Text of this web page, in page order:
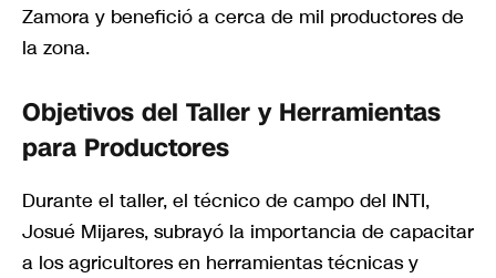
Zamora y benefició a cerca de mil productores de
la zona.
Objetivos del Taller y Herramientas
para Productores
Durante el taller, el técnico de campo del INTI,
Josué Mijares, subrayó la importancia de capacitar
a los agricultores en herramientas técnicas y